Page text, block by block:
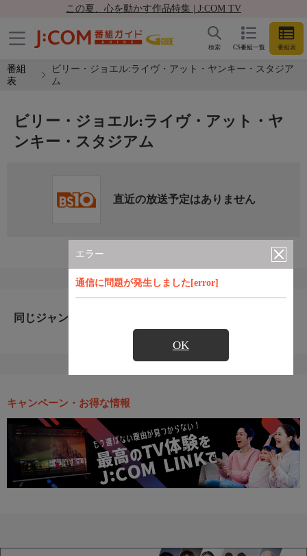
この夏、心を動かす作品特集 | J:COM TV
CS番組一覧 番組表
検索
番組
表
ビリー・ジョエル:ライヴ・アット・ヤンキー・スタジア
ム
エラー
通信に問題が発生しました[error]
OK
ビリー・ジョエル:ライヴ・アット・ヤ
ンキー・スタジアム
直近の放送予定はありません
同じジャンルのおすすめ番組
キャンペーン・お得な情報